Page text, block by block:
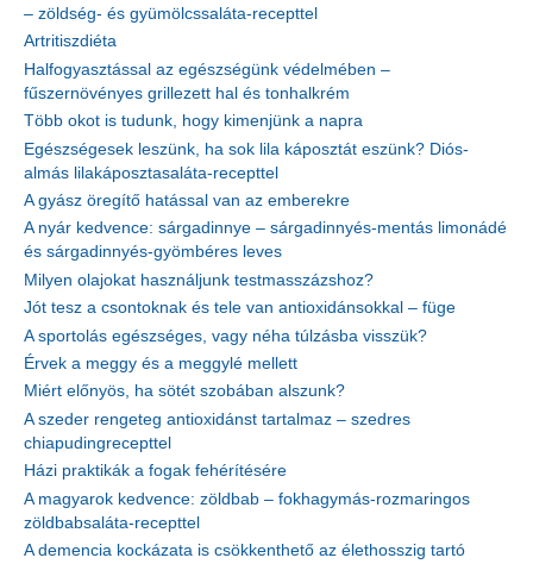
– zöldség- és gyümölcssaláta-recepttel
Artritiszdiéta
Halfogyasztással az egészségünk védelmében –
fűszernövényes grillezett hal és tonhalkrém
Több okot is tudunk, hogy kimenjünk a napra
Egészségesek leszünk, ha sok lila káposztát eszünk? Diós-
almás lilakáposztasaláta-recepttel
A gyász öregítő hatással van az emberekre
A nyár kedvence: sárgadinnye – sárgadinnyés-mentás limonádé
és sárgadinnyés-gyömbéres leves
Milyen olajokat használjunk testmasszázshoz?
Jót tesz a csontoknak és tele van antioxidánsokkal – füge
A sportolás egészséges, vagy néha túlzásba visszük?
Érvek a meggy és a meggylé mellett
Miért előnyös, ha sötét szobában alszunk?
A szeder rengeteg antioxidánst tartalmaz – szedres
chiapudingrecepttel
Házi praktikák a fogak fehérítésére
A magyarok kedvence: zöldbab – fokhagymás-rozmaringos
zöldbabsaláta-recepttel
A demencia kockázata is csökkenthető az élethosszig tartó